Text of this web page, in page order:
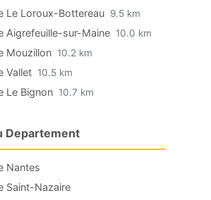
Le Loroux-Bottereau 9.5 km
Aigrefeuille-sur-Maine 10.0 km
Mouzillon 10.2 km
Vallet 10.5 km
Le Bignon 10.7 km
Departement
Nantes
Saint-Nazaire